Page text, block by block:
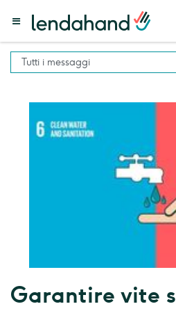
Garantire vite